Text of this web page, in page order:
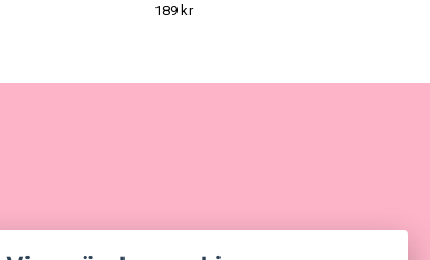
189 kr